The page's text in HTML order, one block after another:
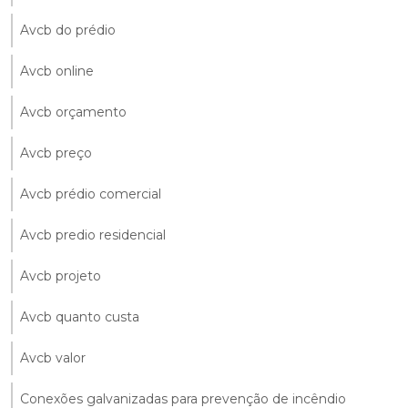
Avcb do prédio
Avcb online
Avcb orçamento
Avcb preço
Avcb prédio comercial
Avcb predio residencial
Avcb projeto
Avcb quanto custa
Avcb valor
Conexões galvanizadas para prevenção de incêndio